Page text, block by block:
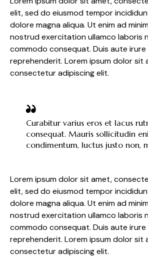
elit, sed do eiusmod tempor
dolore magna aliqua. Ut enim ad
nostrud exercitation ullamco laboris
commodo consequat. Duis aute
reprehenderit. Lorem ipsum dolor sit
consectetur adipiscing elit.
Curabitur varius eros et lacus
consequat. Mauris sollicitudin
condimentum, luctus justo non,
Lorem ipsum dolor sit amet,
elit, sed do eiusmod tempor
dolore magna aliqua. Ut enim ad
nostrud exercitation ullamco laboris
commodo consequat. Duis aute
reprehenderit. Lorem ipsum dolor sit
consectetur adipiscing elit.